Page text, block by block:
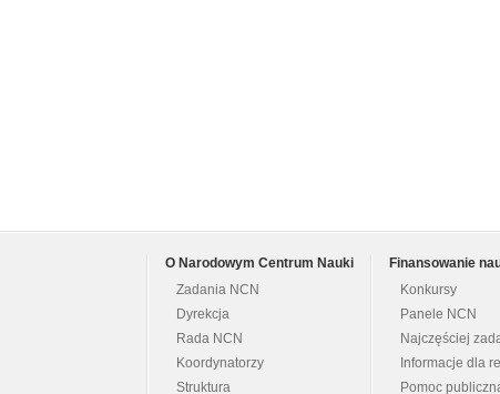
O Narodowym Centrum Nauki
Zadania NCN
Dyrekcja
Rada NCN
Koordynatorzy
Struktura
Finansowanie
Konkursy
Panele NCN
Najczęściej
Informacje dla
Pomoc